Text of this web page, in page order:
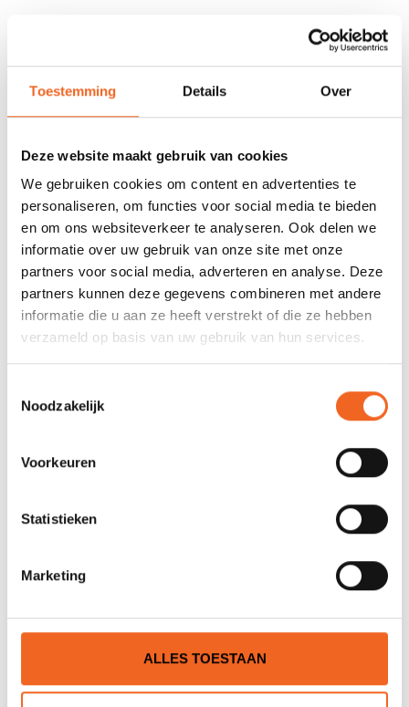
Toestemming Details Over
Deze website maakt gebruik van cookies
We gebruiken cookies om content en advertenties te
personaliseren, om functies voor social media te bieden
en om ons websiteverkeer te analyseren. Ook delen we
informatie over uw gebruik van onze site met onze
partners voor social media, adverteren en analyse. Deze
partners kunnen deze gegevens combineren met andere
informatie die u aan ze heeft verstrekt of die ze hebben
verzameld op basis van uw gebruik van hun services.
Noodzakelijk
Voorkeuren
Statistieken
Marketing
ALLES TOESTAAN
mee te nemen op reis. Door het smalle blad is de druk ook niet
lengte verstelbaar is (130-170 cm) blijft de peddel voor een
dus tegen een stootje! De SUP peddel is verkrijgbaar als
tweedelige of driedelige peddel.
SPECIFICATIES
Blad Nylon
Steel Aluminium
Deelbaar Ja, tweedelig of driedelig
Gewicht
REVIEWS
Nog niet gewaardeerd
0 sterren op basis van 0 beoordelingen